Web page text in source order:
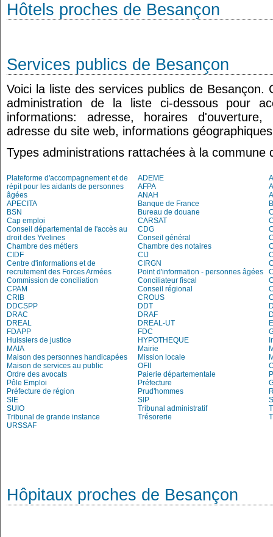
Hôtels proches de Besançon
Services publics de Besançon
Voici la liste des services publics de Besançon.
administration de la liste ci-dessous pour
informations: adresse, horaires
adresse du site web, informations
Types administrations rattachées à la commune
Plateforme d'accompagnement et de
répit pour les aidants de personnes
âgées
ADEME
AFPA
ANAH
APECITA
Banque de France
BSN
Bureau de douane
Cap emploi
CARSAT
Conseil départemental de l'accès au
droit des Yvelines
CDG
Conseil général
Chambre des métiers
Chambre des notaires
CIDF
CIJ
Centre d'informations et de
recrutement des Forces Armées
CIRGN
Point d'information - personnes âgées
Commission de conciliation
Conciliateur fiscal
CPAM
Conseil régional
CRIB
CROUS
DDCSPP
DDT
DRAC
DRAF
DREAL
DREAL-UT
FDAPP
FDC
Huissiers de justice
HYPOTHEQUE
MAIA
Mairie
Maison des personnes handicapées
Mission locale
Maison de services au public
OFII
Ordre des avocats
Paierie départementale
Pôle Emploi
Préfecture
Préfecture de région
Prud'hommes
SIE
SIP
SUIO
Tribunal administratif
Tribunal de grande instance
Trésorerie
URSSAF
Hôpitaux proches de Besançon